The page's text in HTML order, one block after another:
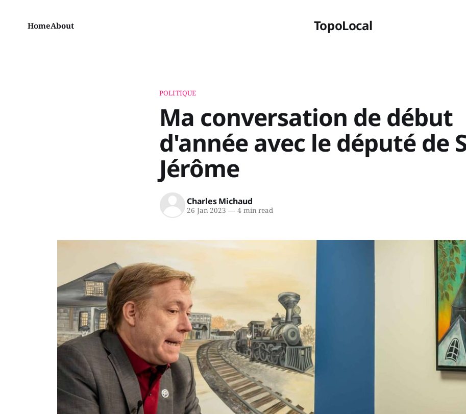
TopoLocal
HomeAbout
POLITIQUE
Ma conversation de début
d'année avec le député de
Jérôme
Charles Michaud
26 Jan 2023 —4 min read